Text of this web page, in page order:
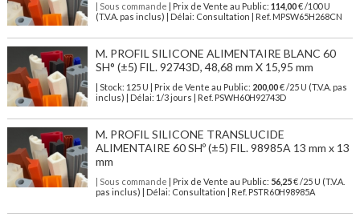
| Sous commande | Prix de Vente au Public: 114,00€ /100 U
(T.V.A. pas inclus) | Délai: Consultation | Ref. MPSW65H268CN
M. PROFIL SILICONE ALIMENTAIRE BLANC 60
SH° (±5) FIL. 92743D, 48,68 mm X 15,95 mm
| Stock: 125 U | Prix de Vente au Public: 200,00€/25 U (T.V.A. pas
inclus)
| Délai: 1/3 jours | Ref. PSWH60H92743D
M. PROFIL SILICONE TRANSLUCIDE
ALIMENTAIRE 60 SHº (±5) FIL. 98985A 13 mm x 13
mm
| Sous commande | Prix de Vente au Public: 56,25€ /25 U (T.V.A.
pas inclus) | Délai: Consultation | Ref. PSTR60H98985A